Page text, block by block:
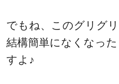
でもね、このグリグリ
結構簡単になくなっ
すよ♪